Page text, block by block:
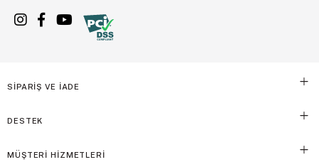
SİPARİŞ VE İADE
DESTEK
MÜŞTERİ HİZMETLERİ